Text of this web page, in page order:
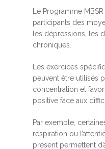
Le Programme
participants des
les dépressions, les
chroniques.
Les exercices
peuvent être utilisés
concentration et
positive face aux
Par exemple,
respiration ou
présent permettent